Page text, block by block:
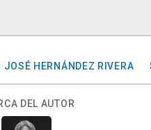
JOSÉ HERNÁNDEZ RIVERA
DEL AUTOR